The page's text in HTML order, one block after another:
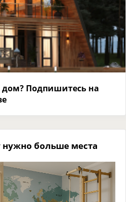
дом? Подпишитесь на
нужно больше места